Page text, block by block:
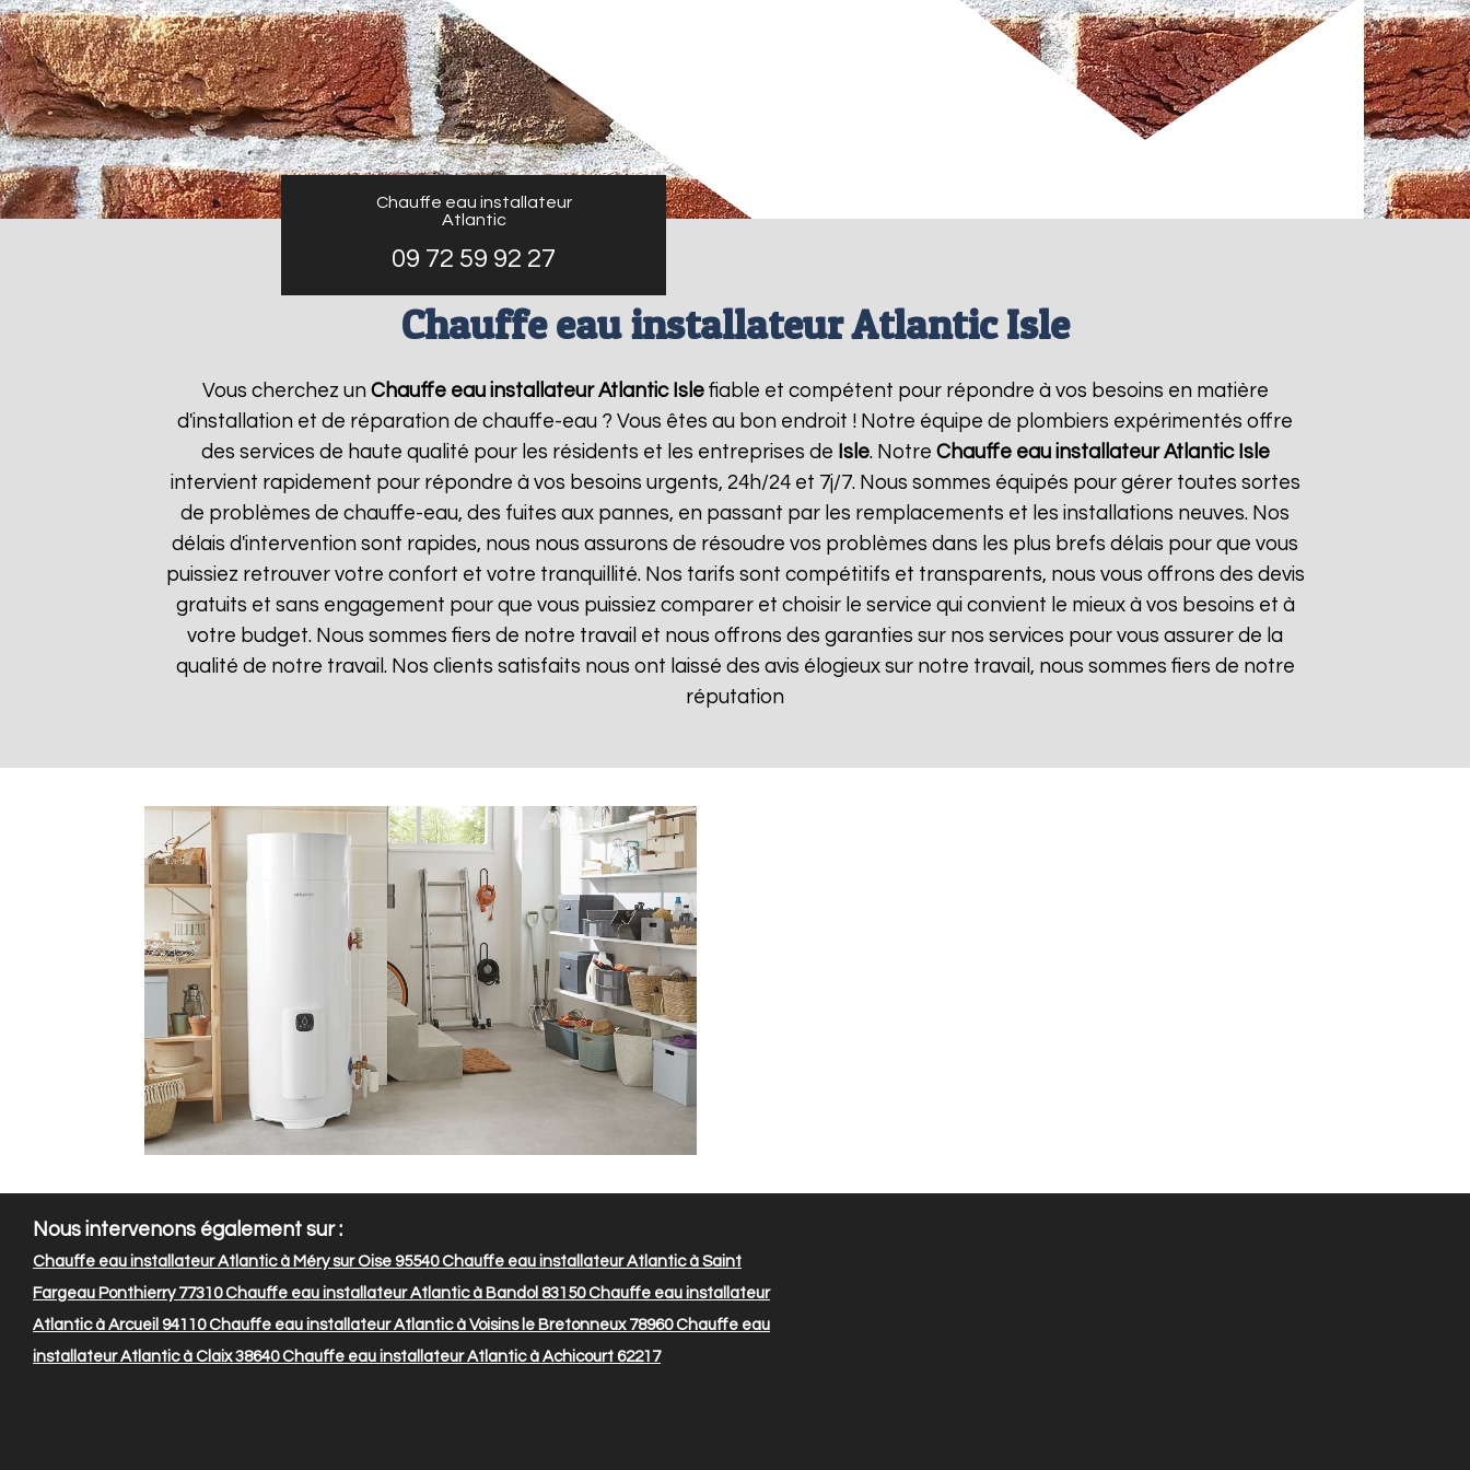
Chauffe eau installateur
Atlantic
09 72 59 92 27
Chauffe eau installateur Atlantic Isle
Vous cherchez un Chauffe eau installateur Atlantic Islefiable et compétent pour répondre à vos besoins en matière
d'installation et de réparation de chauffe-eau ? Vous êtes au bon endroit ! Notre équipe de plombiers expérimentés offre
des services de haute qualité pour les résidents et les entreprises de Isle. Notre Chauffe eau installateur Atlantic Isle
intervient rapidement pour répondre à vos besoins urgents, 24h/24 et 7j/7. Nous sommes équipés pour gérer toutes sortes
de problèmes de chauffe-eau, des fuites aux pannes, en passant par les remplacements et les installations neuves. Nos
délais d'intervention sont rapides, nous nous assurons de résoudre vos problèmes dans les plus brefs délais pour que vous
puissiez retrouver votre confort et votre tranquillité. Nos tarifs sont compétitifs et transparents, nous vous offrons des devis
gratuits et sans engagement pour que vous puissiez comparer et choisir le service qui convient le mieux à vos besoins et à
votre budget. Nous sommes fiers de notre travail et nous offrons des garanties sur nos services pour vous assurer de la
qualité de notre travail. Nos clients satisfaits nous ont laissé des avis élogieux sur notre travail, nous sommes fiers de notre
réputation
Nous intervenons également sur :
Chauffe eau installateur Atlantic à Méry sur Oise 95540Chauffe eau installateur Atlantic à Saint
Fargeau Ponthierry 77310Chauffe eau installateur Atlantic à Bandol 83150Chauffe eau installateur
Atlantic à Arcueil 94110Chauffe eau installateur Atlantic à Voisins le Bretonneux 78960Chauffe eau
installateur Atlantic à Claix 38640Chauffe eau installateur Atlantic à Achicourt 62217